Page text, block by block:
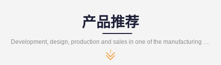
产品推荐
Development, design, production and sales in one of the manufacturing enterprises